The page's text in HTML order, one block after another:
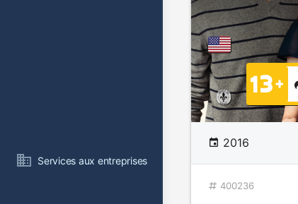
Services aux entreprises
2016
400236